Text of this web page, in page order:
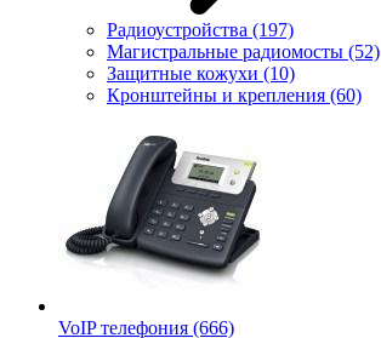
Радиоустройства (197)
Магистральные радиомосты (52)
Защитные кожухи (10)
Кронштейны и крепления (60)
VoIP телефония (666)